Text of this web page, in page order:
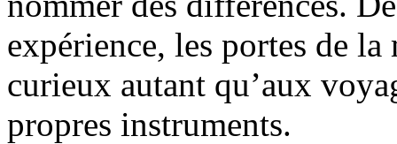
expérience, les portes de
curieux autant qu’aux
propres instruments.